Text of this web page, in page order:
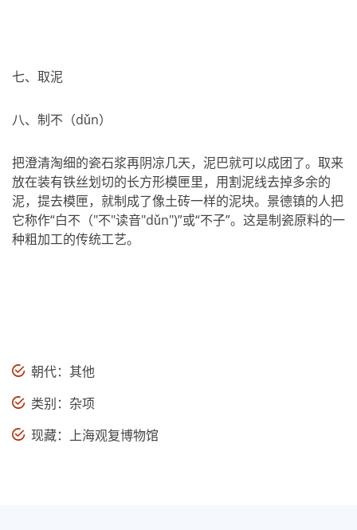
七、取泥
八、制不（dǔn）
把澄清淘细的瓷石浆再阴凉几天，泥巴就可以成团了。取来
放在装有铁丝划切的长方形模匣里，用割泥线去掉多余的
泥，提去模匣，就制成了像土砖一样的泥块。景德镇的人把
它称作“白不（"不"读音"dǔn")”或“不子”。这是制瓷原料的一
种粗加工的传统工艺。
朝代：其他
类别：杂项
现藏：上海观复博物馆